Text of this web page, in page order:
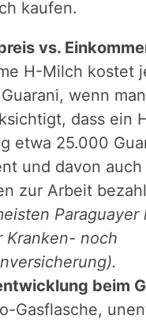
kaufen.
vs.
H-Milch kostet
wenn man
dass ein
etwa 25.000
und davon auch
zur Arbeit
Paraguayer
Kranken- noch
beim
Gasflasche,